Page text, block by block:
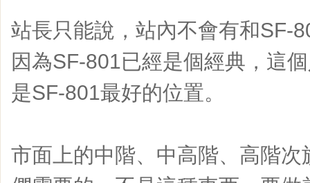
站長只能說，站內不會有和SF-
因為SF-801已經是個經典，這
是SF-801最好的位置。
市面上的中階、中高階、高階